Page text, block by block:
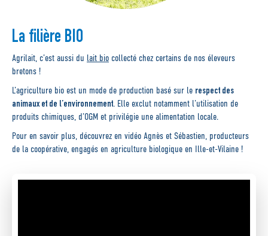
La filière BIO
Agrilait, c’est aussi du lait bio collecté chez certains de nos éleveurs
bretons !
L’agriculture bio est un mode de production basé sur le respect des
animaux et de l’environnement. Elle exclut notamment l’utilisation de
produits chimiques, d’OGM et privilégie une alimentation locale.
Pour en savoir plus, découvrez en vidéo Agnès et Sébastien, producteurs
de la coopérative, engagés en agriculture biologique en Ille-et-Vilaine !